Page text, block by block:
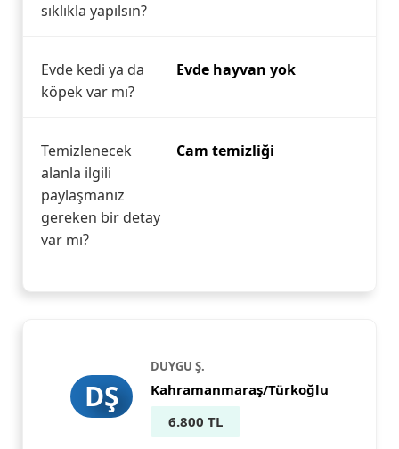
sıklıkla yapılsın?
Evde kedi ya da
köpek var mı?
Evde hayvan yok
Temizlenecek
alanla ilgili
paylaşmanız
gereken bir detay
var mı?
Cam temizliği
DŞ
DUYGU Ş.
Kahramanmaraş/Türkoğlu
6.800 TL